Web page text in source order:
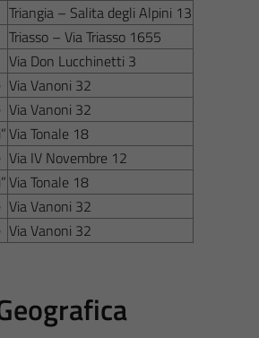
Triangia – Salita degli Alpini 13
Triasso – Via Triasso 1655
Via Don Lucchinetti 3
Via Vanoni 32
Via Vanoni 32
Via Tonale 18
Via IV Novembre 12
Via Tonale 18
Via Vanoni 32
Via Vanoni 32